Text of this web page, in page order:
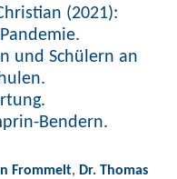
(2021):
und Schülern an
Bendern.
Frommelt, Dr. Thomas